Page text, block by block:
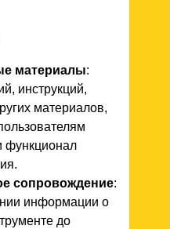
материалы:
инструкций,
материалов,
функционал
сопровождение:
информации о
до